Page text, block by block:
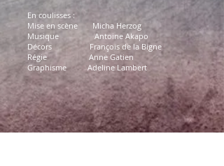
En coulisses :
Mise en scène Micha Herzog
Musique Antoine Akapo
Décors François de la Bigne
Régie Anne Gatien
Graphisme Adeline Lambert